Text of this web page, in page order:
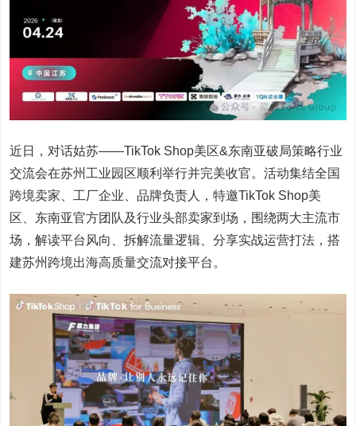
近日，对话姑苏——TikTok Shop美区&东南亚破局策略行业
交流会在苏州工业园区顺利举行并完美收官。活动集结全国
跨境卖家、工厂企业、品牌负责人，特邀TikTok Shop美
区、东南亚官方团队及行业头部卖家到场，围绕两大主流市
场，解读平台风向、拆解流量逻辑、分享实战运营打法，搭
建苏州跨境出海高质量交流对接平台。